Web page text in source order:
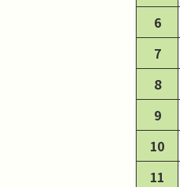
6
7
8
9
10
11